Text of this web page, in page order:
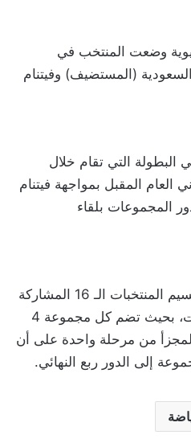
وضعت المنتخب في
(المستضيف) وفيتنام
التي تقام خلال
كانون الثاني العام المقبل بمواجهة فيتنام
المجموعات بلقاء
وحسب نظام البطولة، تم تقسيم المنتخبات الـ 16 المشاركة
في البطولة على 4 مجموعات، بحيث تضم كل مجموعة 4
من مرحلة واحدة على أن
إلى الدور ربع النهائي.